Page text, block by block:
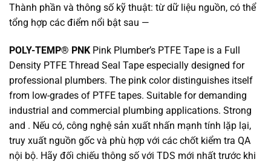
Thành phần và thông số kỹ thuật: từ dữ liệu nguồn, có thể
tổng hợp các điểm nổi bật sau —
POLY-TEMP® PNK Pink Plumber’s PTFE Tape is a Full
Density PTFE Thread Seal Tape especially designed for
professional plumbers. The pink color distinguishes itself
from low-grades of PTFE tapes. Suitable for demanding
industrial and commercial plumbing applications. Strong
and . Nếu có, công nghệ sản xuất nhấn mạnh tính lặp lại,
truy xuất nguồn gốc và phù hợp với các chốt kiểm tra QA
nội bộ. Hãy đối chiếu thông số với TDS mới nhất trước khi